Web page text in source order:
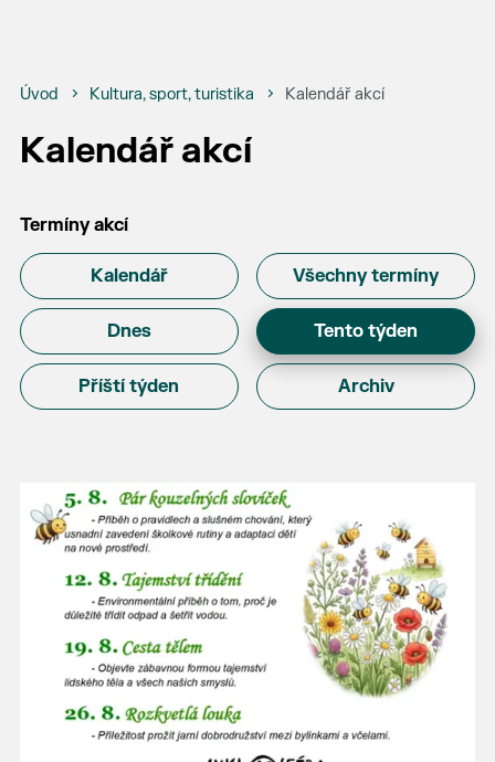
Úvod Kultura, sport, turistika Kalendář akcí
Kalendář akcí
Termíny akcí
Kalendář Všechny termíny
Dnes Tento týden
Příští týden Archiv